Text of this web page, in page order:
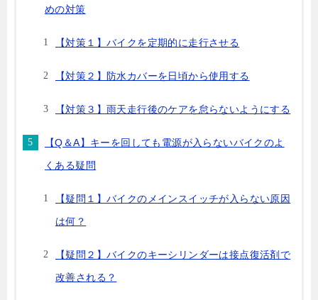
めの対策
【対策１】バイクを定期的に走行させる
【対策２】防水カバーを日頃から使用する
【対策３】雨天走行後のケアを怠らないようにする
【Q＆A】キーを回しても電源が入らないバイクのよ
くある疑問
【疑問１】バイクのメインスイッチが入らない原因
は何？
【疑問２】バイクのキーシリンダーは接点復活剤で
改善される？